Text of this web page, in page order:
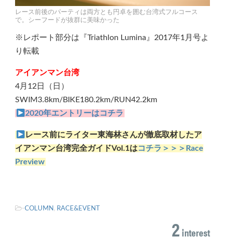
レース前後のパーティは両方とも円卓を囲む台湾式フルコース
で。シーフードが抜群に美味かった
※レポート部分は『Triathlon Lumina』2017年1月号よ
り転載
アイアンマン台湾
4月12日（日）
SWIM3.8km/BIKE180.2km/RUN42.2km
2020年エントリーはコチラ
レース前にライター東海林さんが徹底取材したア
イアンマン台湾完全ガイドVol.1はコチラ＞＞＞Race
Preview
-COLUMN , RACE&EVENT
2interest